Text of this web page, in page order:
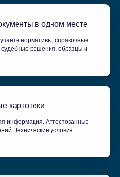
в одном месте
нормативы, справочные
судебные решения, образцы и
картотеки
информация. Аттестованные
Технические условия.